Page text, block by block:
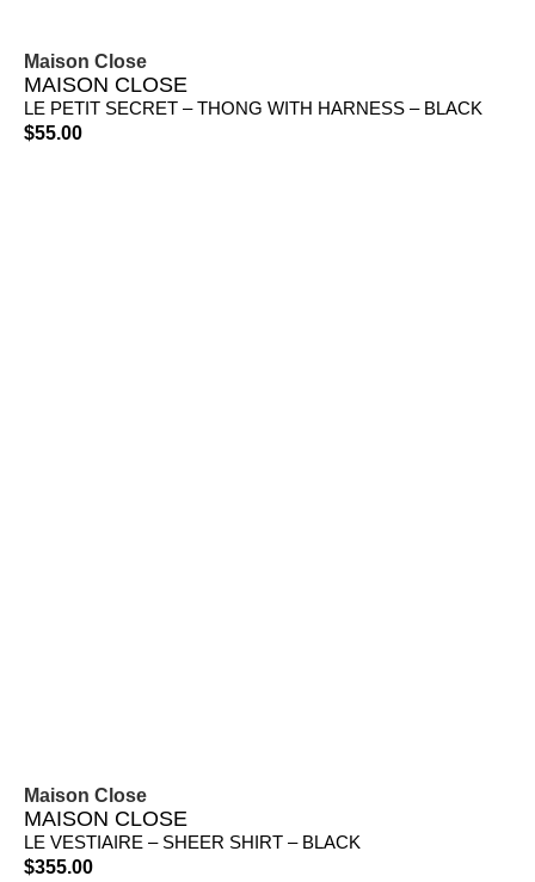
Maison Close
MAISON CLOSE
LE PETIT SECRET – THONG WITH HARNESS – BLACK
$55.00
Maison Close
MAISON CLOSE
LE VESTIAIRE – SHEER SHIRT – BLACK
$355.00